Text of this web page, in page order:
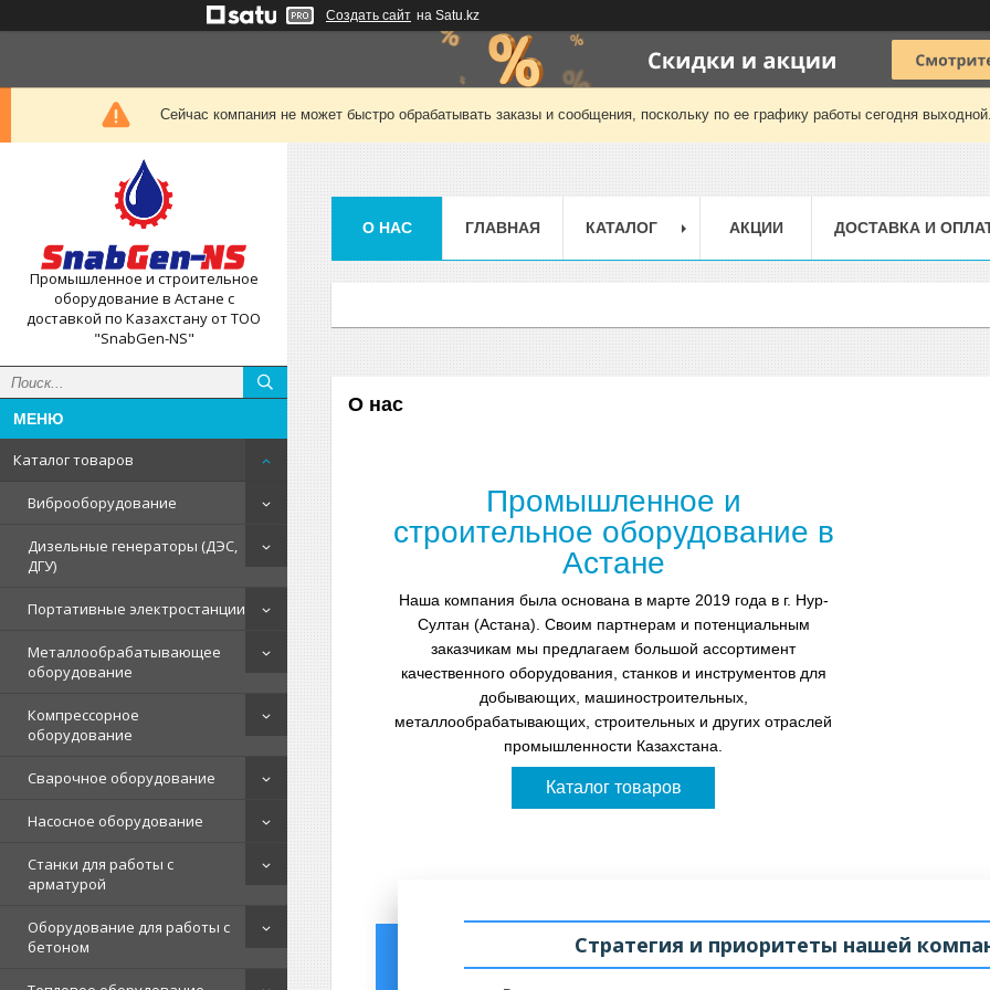
Создать сайт на Satu.kz
Сейчас компания не может быстро обрабатывать заказы и сообщения, поскольку по ее графику работы сегодня
Промышленное и строительное
оборудование в Астане с
доставкой по Казахстану от ТОО
"SnabGen-NS"
Каталог товаров
Виброоборудование
Дизельные генераторы (ДЭС,
ДГУ)
Портативные электростанции
Металлообрабатывающее
оборудование
Компрессорное
оборудование
Сварочное оборудование
Насосное оборудование
Станки для работы с
арматурой
Оборудование для работы с
бетоном
О НАС ГЛАВНАЯ КАТАЛОГ АКЦИИ ДОСТАВКА И
О нас
Промышленное и
строительное оборудование в
Астане
Наша компания была основана в марте 2019 года в г. Нур-
Султан (Астана). Своим партнерам и потенциальным
заказчикам мы предлагаем большой ассортимент
качественного оборудования, станков и инструментов для
добывающих, машиностроительных,
металлообрабатывающих, строительных и других отраслей
промышленности Казахстана.
Каталог товаров
Стратегия и приоритеты нашей